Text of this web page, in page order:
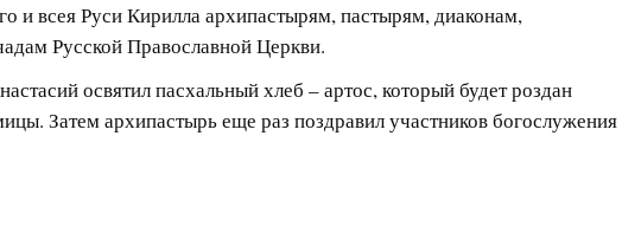
и всея Руси Кирилла архипастырям, пастырям, диаконам,
Русской Православной Церкви.
освятил пасхальный хлеб – артос, который будет роздан
Затем архипастырь еще раз поздравил участников богослужения